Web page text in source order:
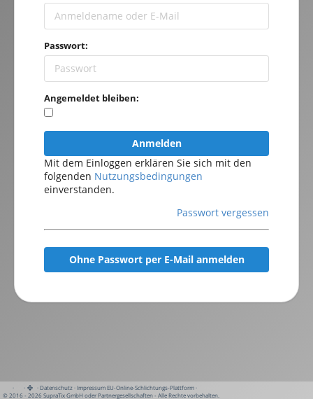
Passwort:
Angemeldet bleiben:
Anmelden
Mit dem Einloggen erklären Sie sich mit den
folgenden Nutzungsbedingungen
einverstanden.
Passwort vergessen
Ohne Passwort per E-Mail anmelden
· · ·Datenschutz·Impressum EU-Online-Schlichtungs-Plattform·
© 2016 - 2026 SupraTix GmbH oder Partnergesellschaften - Alle Rechte vorbehalten.